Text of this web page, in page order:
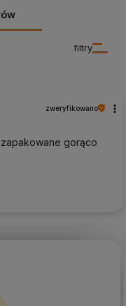
filtry
zweryfikowano
gorąco